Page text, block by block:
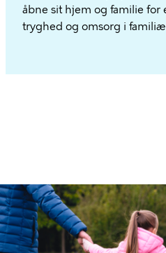
åbne sit hjem og familie for
tryghed og omsorg i